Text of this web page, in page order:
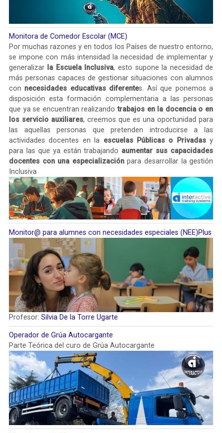
Monitora de Comedor Escolar (MCE)
Por muchas razones y en todos los Países de nuestro entorno,
se impone con más intensidad la necesidad de implementar y
generalizar la Escuela Inclusiva, esto supone la necesidad de
más personas capaces de gestionar situaciones con alumnos
con necesidades educativas diferentes. Así que ponemos a
disposición esta formación complementaria a las personas
que ya se encuentran realizandotrabajos en la docencia o en
los servicio auxiliares, creemos que es una oportunidad para
las aquellas personas que pretenden introducirse a las
actividades docentes en la escuelas Públicas o Privadasy
para las que ya están trabajando aumentar sus capacidades
docentes con una especializaciónpara desarrollar la gestión
Inclusiva
Monitor@ para alumnes con necesidades especiales (NEE)Plus
Profesor: Silvia De la Torre Ugarte
Operador de Grúa Autocargante
Parte Teórica del curo de Grúa Autocargante